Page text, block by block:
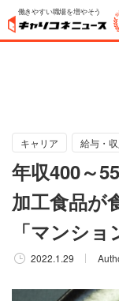
働きやすい職場を増やそう
キャリア 給与・収
年収400～
加工食品が
「マンシ
2022.1.29